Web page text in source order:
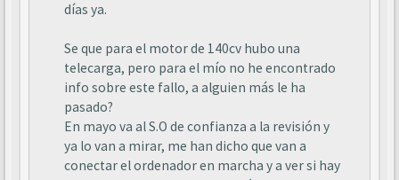
días ya.
Se que para el motor de 140cv hubo una
telecarga, pero para el mío no he encontrado
info sobre este fallo, a alguien más le ha
pasado?
En mayo va al S.O de confianza a la revisión y
ya lo van a mirar, me han dicho que van a
conectar el ordenador en marcha y a ver si hay